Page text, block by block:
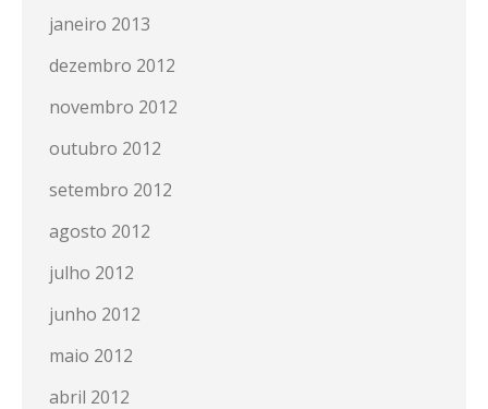
janeiro 2013
dezembro 2012
novembro 2012
outubro 2012
setembro 2012
agosto 2012
julho 2012
junho 2012
maio 2012
abril 2012